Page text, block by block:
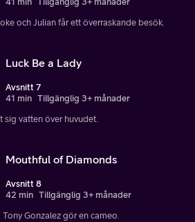
och Julian får ett överraskande besök.
Luck Be a Lady
Avsnitt 7
41 min Tillgänglig 3+ månader
sig vatten över huvudet.
Mouthful of Diamonds
Avsnitt 8
42 min Tillgänglig 3+ månader
Gonzalez gör en cameo.